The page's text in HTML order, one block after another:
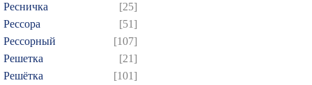
Ресничка
[25]
Рессора
[51]
Рессорный
[107]
Решетка
[21]
Решётка
[101]